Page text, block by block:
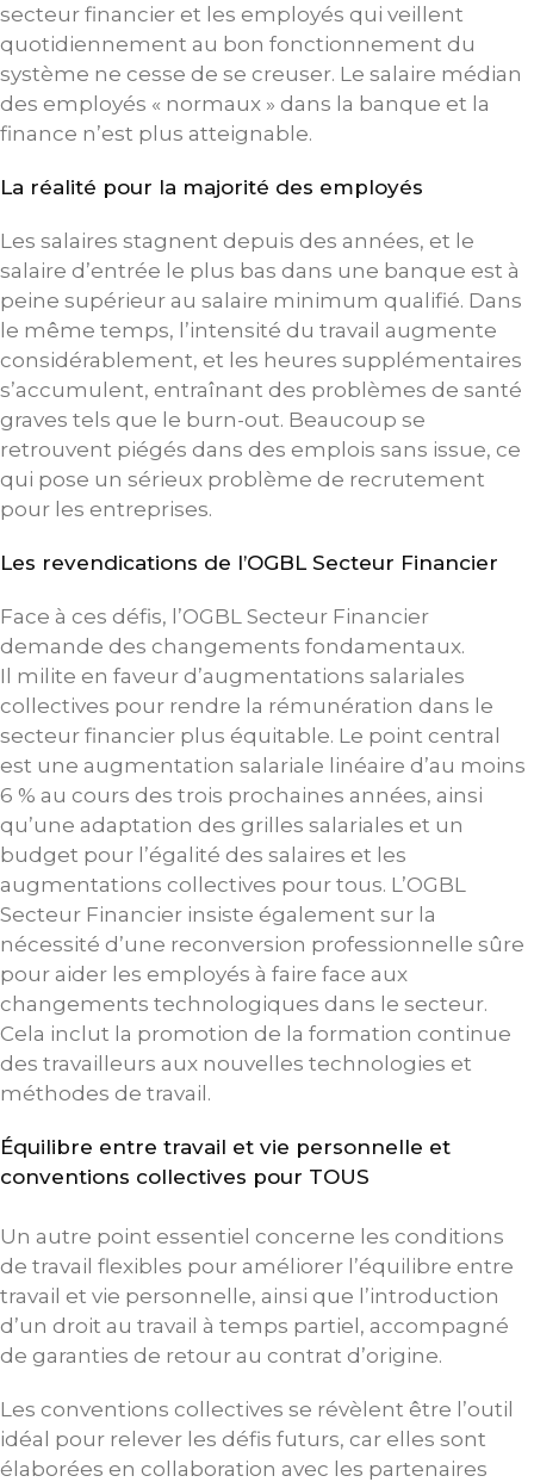
secteur financier et les employés qui veillent
quotidiennement au bon fonctionnement du
système ne cesse de se creuser. Le salaire médian
des employés « normaux » dans la banque et la
finance n’est plus atteignable.
La réalité pour la majorité des employés
Les salaires stagnent depuis des années, et le
salaire d’entrée le plus bas dans une banque est à
peine supérieur au salaire minimum qualifié. Dans
le même temps, l’intensité du travail augmente
considérablement, et les heures supplémentaires
s’accumulent, entraînant des problèmes de santé
graves tels que le burn-out. Beaucoup se
retrouvent piégés dans des emplois sans issue, ce
qui pose un sérieux problème de recrutement
pour les entreprises.
Les revendications de l’OGBL Secteur Financier
Face à ces défis, l’OGBL Secteur Financier
demande des changements fondamentaux.
Il milite en faveur d’augmentations salariales
collectives pour rendre la rémunération dans le
secteur financier plus équitable. Le point central
est une augmentation salariale linéaire d’au moins
6 % au cours des trois prochaines années, ainsi
qu’une adaptation des grilles salariales et un
budget pour l’égalité des salaires et les
augmentations collectives pour tous. L’OGBL
Secteur Financier insiste également sur la
nécessité d’une reconversion professionnelle sûre
pour aider les employés à faire face aux
changements technologiques dans le secteur.
Cela inclut la promotion de la formation continue
des travailleurs aux nouvelles technologies et
méthodes de travail.
Équilibre entre travail et vie personnelle et
conventions collectives pour TOUS
Un autre point essentiel concerne les conditions
de travail flexibles pour améliorer l’équilibre entre
travail et vie personnelle, ainsi que l’introduction
d’un droit au travail à temps partiel, accompagné
de garanties de retour au contrat d’origine.
Les conventions collectives se révèlent être l’outil
idéal pour relever les défis futurs, car elles sont
élaborées en collaboration avec les partenaires